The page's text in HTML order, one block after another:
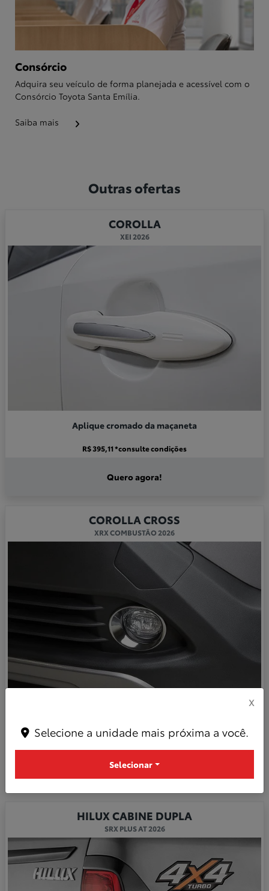
Consórcio
Adquira seu veículo de forma planejada e acessível com o
Consórcio Toyota Santa Emília.
Saiba mais
Outras ofertas
COROLLA
XEI 2026
Aplique cromado da maçaneta
R$ 395,11 *consulte condições
Quero agora!
COROLLA CROSS
XRX COMBUSTÃO 2026
HILUX CABINE DUPLA
SRX PLUS AT 2026
X
Selecione a unidade mais próxima a você.
Selecionar